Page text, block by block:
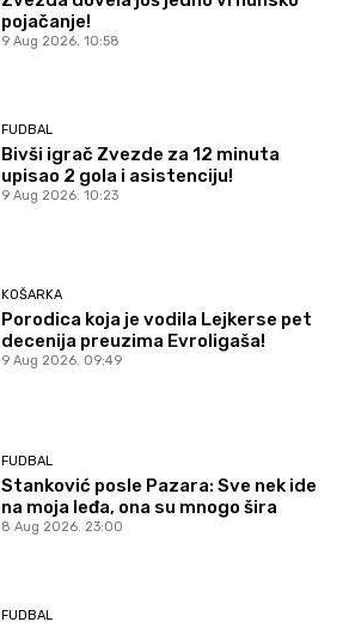
pojačanje!
9 Aug 2026. 10:58
FUDBAL
Bivši igrač Zvezde za 12 minuta
upisao 2 gola i asistenciju!
9 Aug 2026. 10:23
KOŠARKA
Porodica koja je vodila Lejkerse pet
decenija preuzima Evroligaša!
9 Aug 2026. 09:49
FUDBAL
Stanković posle Pazara: Sve nek ide
na moja leđa, ona su mnogo šira
8 Aug 2026. 23:00
FUDBAL